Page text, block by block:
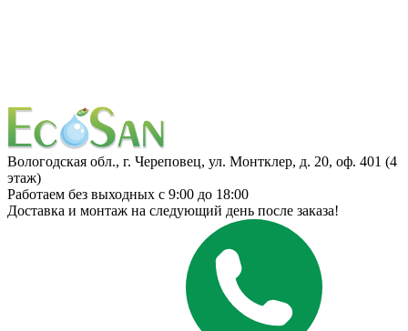
Вологодская обл., г. Череповец, ул. Монтклер, д. 20, оф. 401 (4
этаж)
Работаем без выходных с 9:00 до 18:00
Доставка и монтаж на следующий день после заказа!